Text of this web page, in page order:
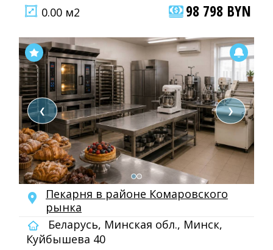
0.00 м2 98 798 BYN
❮ ❯
Пекарня в районе Комаровского
рынка
Беларусь, Минская обл., Минск,
Куйбышева 40